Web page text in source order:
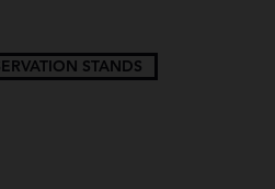
STANDS